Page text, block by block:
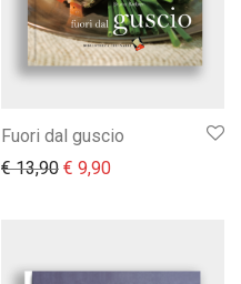
Fuori dal guscio
€13,90 Il prezzo originale era:
€ 9,90Il prezzo attuale